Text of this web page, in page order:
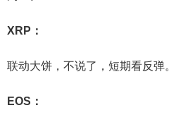
XRP：
联动大饼，不说了，短期看反弹。
EOS：